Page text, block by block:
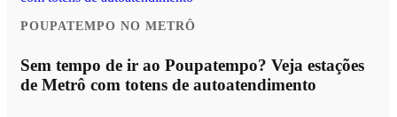
POUPATEMPO NO METRÔ
Sem tempo de ir ao Poupatempo? Veja estações
de Metrô com totens de autoatendimento